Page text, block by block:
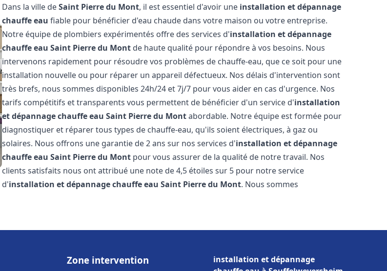
Dans la ville deSaint Pierre du Mont, il est essentiel d'avoir une installation et dépannage
chauffe eau fiable pour bénéficier d'eau chaude dans votre maison ou votre entreprise.
Notre équipe de plombiers expérimentés offre des services d'installation et dépannage
chauffe eau Saint Pierre du Mont de haute qualité pour répondre à vos besoins. Nous
intervenons rapidement pour résoudre vos problèmes de chauffe-eau, que ce soit pour une
installation nouvelle ou pour réparer un appareil défectueux. Nos délais d'intervention sont
très brefs, nous sommes disponibles 24h/24 et 7j/7 pour vous aider en cas d'urgence. Nos
tarifs compétitifs et transparents vous permettent de bénéficier d'un service d'installation
et dépannage chauffe eau Saint Pierre du Montabordable. Notre équipe est formée pour
diagnostiquer et réparer tous types de chauffe-eau, qu'ils soient électriques, à gaz ou
solaires. Nous offrons une garantie de 2 ans sur nos services d'installation et dépannage
chauffe eau Saint Pierre du Mont pour vous assurer de la qualité de notre travail. Nos
clients satisfaits nous ont attribué une note de 4,5 étoiles sur 5 pour notre service
d'installation et dépannage chauffe eau Saint Pierre du Mont. Nous sommes
Zone intervention
installation et dépannage